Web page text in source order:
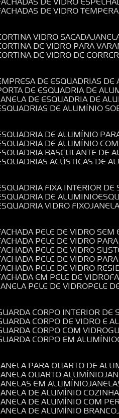
FACHADAS DE VIDRO
CORTINA VIDRO SACADA
CORTINA DE VIDRO PARA
CORTINA DE VIDRO DE CORRER
EMPRESA DE ESQUADRIAS
PORTA DE ESQUADRIA DE
JANELA DE ESQUADRIA DE
ESQUADRIAS DE ALUMÍNIO
ESQUADRIA DE ALUMÍNIO
ESQUADRIA DE ALUMÍNIO
ESQUADRIA BASCULANTE DE
ESQUADRIAS ACÚSTICAS DE
ESQUADRIA FIXA INTERIOR
ESQUADRIA DE ALUMINIO
ESQUADRIA VIDRO FIXO
FACHADA PELE DE VIDRO
FACHADA PELE DE VIDRO
FACHADA PELE DE VIDRO
FACHADA PELE DE VIDRO
FACHADA PELE DE VIDRO
FACHADA EM PELE DE VIDRO
JANELA PELE DE VIDRO PELE
GUARDA CORPO INTERIOR DE
GUARDA CORPO DE VIDRO E
GUARDA CORPO COM VIDRO
GUARDA CORPO EM ALUMÍNIO
JANELA PARA QUARTO DE
JANELA QUARTO ALUMÍNIO
JANELAS EM ALUMÍNIO
JANELA DE ALUMÍNIO COZINHA
JANELA DE ALUMÍNIO COM
JANELA DE ALUMÍNIO BRANCO